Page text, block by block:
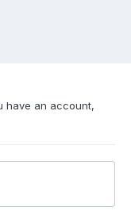
have an account,